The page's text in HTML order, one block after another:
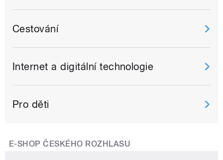
Cestování
Internet a digitální technologie
Pro děti
E-SHOP ČESKÉHO ROZHLASU